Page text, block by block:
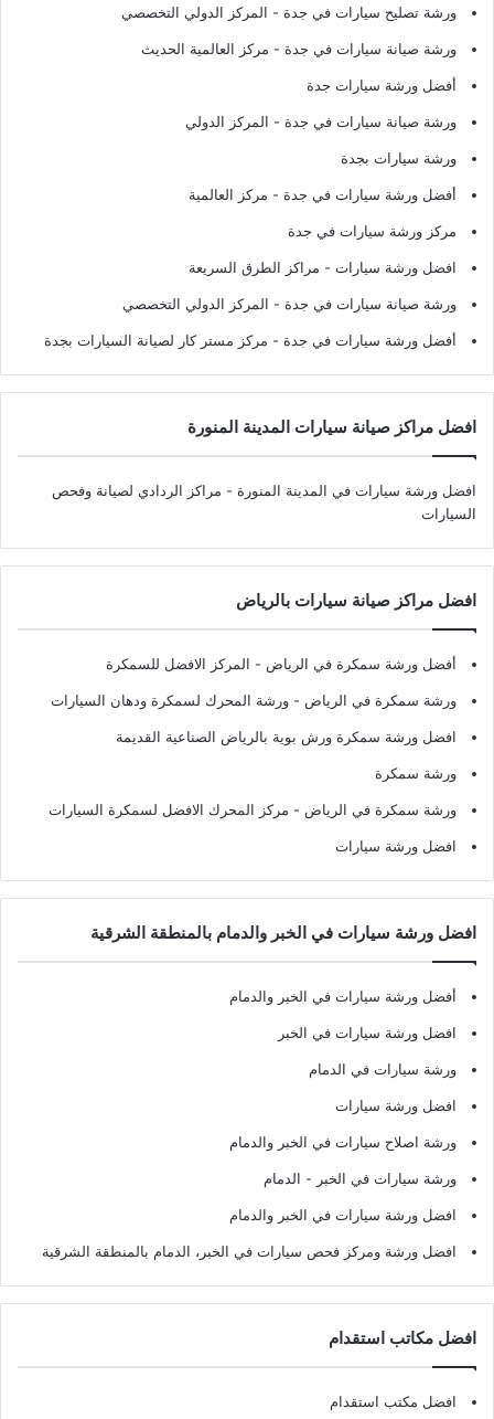
ورشة تصليح سيارات في جدة - المركز الدولي التخصصي
ورشة صيانة سيارات في جدة - مركز العالمية الحديث
أفضل ورشة سيارات جدة
ورشة صيانة سيارات في جدة - المركز الدولي
ورشة سيارات بجدة
أفضل ورشة سيارات في جدة - مركز العالمية
مركز ورشة سيارات في جدة
افضل ورشة سيارات - مراكز الطرق السريعة
ورشة صيانة سيارات في جدة - المركز الدولي التخصصي
أفضل ورشة سيارات في جدة - مركز مستر كار لصيانة السيارات بجدة
افضل مراكز صيانة سيارات المدينة المنورة
افضل ورشة سيارات في المدينة المنورة - مراكز الردادي لصيانة وفحص
السيارات
افضل مراكز صيانة سيارات بالرياض
أفضل ورشة سمكرة في الرياض - المركز الافضل للسمكرة
ورشة سمكرة في الرياض - ورشة المحرك لسمكرة ودهان السيارات
افضل ورشة سمكرة ورش بوية بالرياض الصناعية القديمة
ورشة سمكرة
ورشة سمكرة في الرياض - مركز المحرك الافضل لسمكرة السيارات
افضل ورشة سيارات
افضل ورشة سيارات في الخبر والدمام بالمنطقة الشرقية
أفضل ورشة سيارات في الخبر والدمام
افضل ورشة سيارات في الخبر
ورشة سيارات في الدمام
افضل ورشة سيارات
ورشة اصلاح سيارات في الخبر والدمام
ورشة سيارات في الخبر - الدمام
افضل ورشة سيارات في الخبر والدمام
افضل ورشة ومركز فحص سيارات في الخبر، الدمام بالمنطقة الشرقية
افضل مكاتب استقدام
افضل مكتب استقدام